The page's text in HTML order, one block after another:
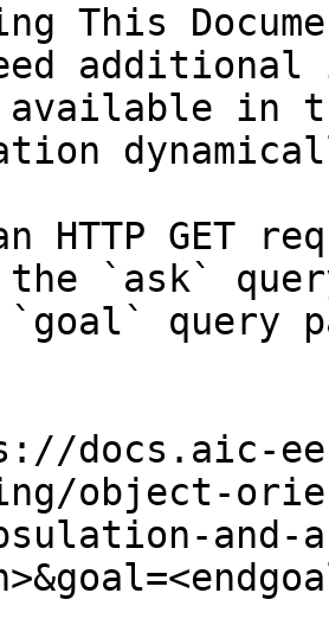
This
in
HTTP GET
the `ask`
query
docs.aic-
object-
and-